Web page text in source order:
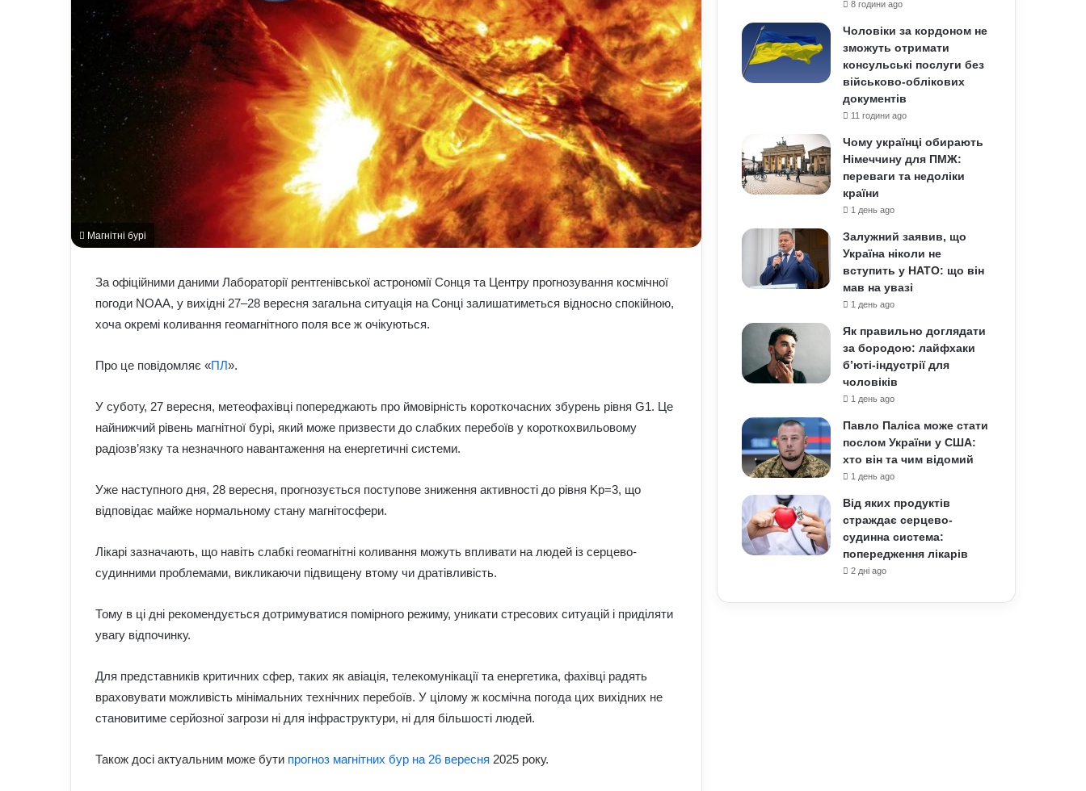
Магнітні бурі
За офіційними даними Лабораторії рентгенівської астрономії Сонця та Центру прогнозування космічної
погоди NOAA, у вихідні 27–28 вересня загальна ситуація на Сонці залишатиметься відносно спокійною,
хоча окремі коливання геомагнітного поля все ж очікуються.
Про це повідомляє «ПЛ».
У суботу, 27 вересня, метеофахівці попереджають про ймовірність короткочасних збурень рівня G1. Це
найнижчий рівень магнітної бурі, який може призвести до слабких перебоїв у короткохвильовому
радіозв’язку та незначного навантаження на енергетичні системи.
Уже наступного дня, 28 вересня, прогнозується поступове зниження активності до рівня Kp=3, що
відповідає майже нормальному стану магнітосфери.
Лікарі зазначають, що навіть слабкі геомагнітні коливання можуть впливати на людей із серцево-
судинними проблемами, викликаючи підвищену втому чи дратівливість.
Тому в ці дні рекомендується дотримуватися помірного режиму, уникати стресових ситуацій і приділяти
увагу відпочинку.
Для представників критичних сфер, таких як авіація, телекомунікації та енергетика, фахівці радять
враховувати можливість мінімальних технічних перебоїв. У цілому ж космічна погода цих вихідних не
становитиме серйозної загрози ні для інфраструктури, ні для більшості людей.
Також досі актуальним може бути прогноз магнітних бур на 26 вересня 2025 року.
кого стосується ліміт
що про це говорять експерти
витік небезпечної хімічної речовини:
що вже відомо
ризики для здоров’я
8 години ago
Чоловіки за кордоном не
зможуть отримати
консульські послуги без
військово-облікових
документів
11 години ago
Чому українці обирають
Німеччину для ПМЖ:
переваги та недоліки
країни
1 день ago
Залужний заявив, що
Україна ніколи не
вступить у НАТО: що він
мав на увазі
1 день ago
Як правильно доглядати
за бородою: лайфхаки
б’юті-індустрії для
чоловіків
1 день ago
Павло Паліса може стати
послом України у США:
хто він та чим відомий
1 день ago
Від яких продуктів
страждає серцево-
судинна система:
попередження лікарів
2 дні ago